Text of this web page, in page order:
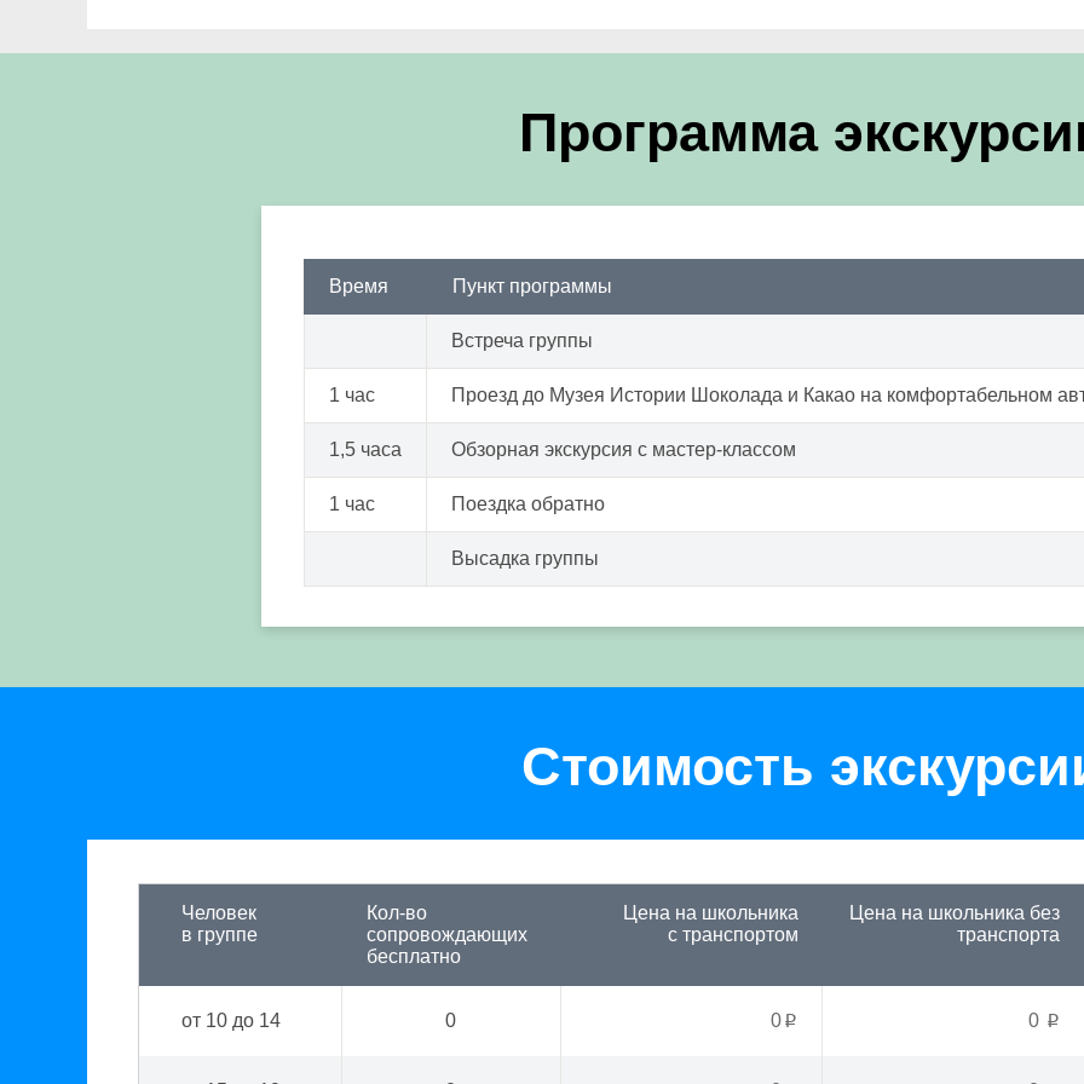
Программа
Время Пункт программы
Встреча группы
1 час Проезд до Музея Истории Шоколада и Какао на комфортабельном
1,5 часа Обзорная экскурсия с мастер-классом
1 час Поездка обратно
Высадка группы
Стоимость
Цена на школьника
с транспортом
Цена на школьника без
транспорта
Человек
в группе
Кол-во
сопровождающих
бесплатно
0p 0 p
от 10 до 14 0